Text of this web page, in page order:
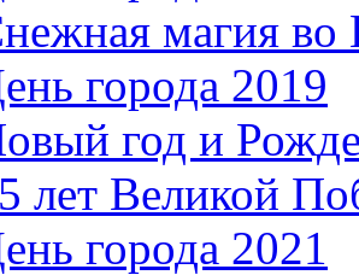
магия во
города 2019
год и
лет Великой
города 2021